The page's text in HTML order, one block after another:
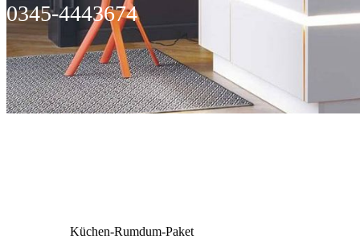
0345-4443674
Küchen-Rumdum-Paket